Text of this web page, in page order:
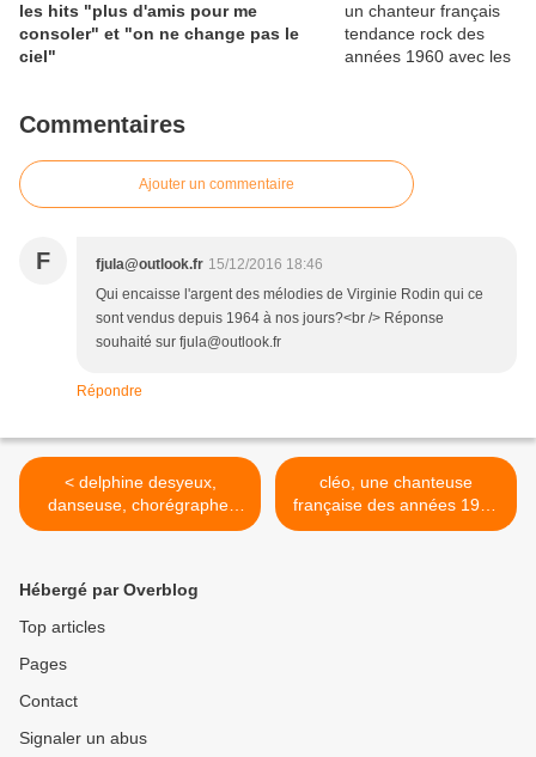
les hits "plus d'amis pour me
consoler" et "on ne change pas le
ciel"
Commentaires
Ajouter un commentaire
F fjula@outlook.fr 15/12/2016 18:46
Qui encaisse l'argent des mélodies de Virginie Rodin qui ce
sont vendus depuis 1964 à nos jours?<br /> Réponse
souhaité sur fjula@outlook.fr
Répondre
< delphine desyeux,
danseuse, chorégraphe,
professeur de tai ji quan,
cléo, une chanteuse
française des années 1960
en période duo et solo >
Hébergé par Overblog
Top articles
Pages
Contact
Signaler un abus